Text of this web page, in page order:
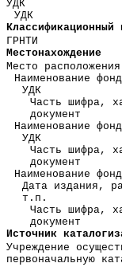
УДК
УДК
Классификационный
ГРНТИ
Местонахождение
Место расположения
Наименование
УДК
Часть шифра,
документ
Наименование
УДК
Часть шифра,
документ
Наименование
Дата издания,
т.п.
Часть шифра,
документ
Источник
Учреждение
первоначальную